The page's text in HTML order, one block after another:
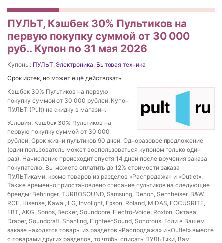
ПУЛЬТ, Кэшбек 30% Пультиков на
первую покупку суммой от 30 000
руб.. Купон по 31 мая 2026
Купоны: ПУЛЬТ Электроника Бытовая техника
Срок истек, но может ещё действовать
Кэшбек 30% Пультиков на первую
покупку суммой от 30 000 рублей. Купон
ПУЛЬТ (Pult) на скидку в магазин.
Условия: Кэшбек 30% Пультиков на
первую покупку суммой от 30 000
рублей. Срок жизни пультиков 90 дней. Одноразовое предложение
(один пользователь может воспользоваться купоном только один
раз). Начисление происходит спустя 14 дней после вручения заказа
покупателю. Вы можете оплатить до 12% стоимости заказа
ПУЛЬТиками, кроме товаров из разделов «Распродажа» и «Outlet».
Также временно приостановлено списание пультиков на следующие
бренды: Behringer, TURBOSOUND, Samsung, Denon, Sennheiser, B&W,
RCF, Hisense, Kawai, LG, Involight, Epson, Roland, MIDAS, FOCUSRITE,
FBT, AKG, Sonos, Becker, Soundcore, Electro-Voice, Roxton, Октава,
Draper, Soundcraft, Shanling, EighteenSound, Sonorous. Если в Вашем
заказе находятся товары из разделов «Распродажа» и «Outlet» вместе
с товарами других разделов, то чтобы списать ПУЛЬТики, Вам